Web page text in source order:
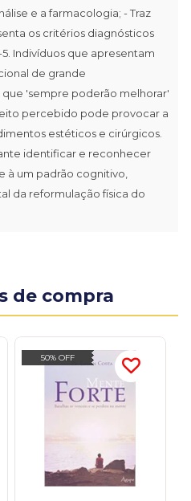
e a farmacologia; - Traz
os critérios diagnósticos
Indivíduos que apresentam
de grande
'sempre poderão melhorar'
percebido pode provocar a
estéticos e cirúrgicos.
identificar e reconhecer
à um padrão cognitivo,
da reformulação física do
de compra
50% OFF